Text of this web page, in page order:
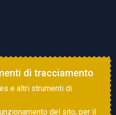
di tracciamento
e altri strumenti di
del sito, per il